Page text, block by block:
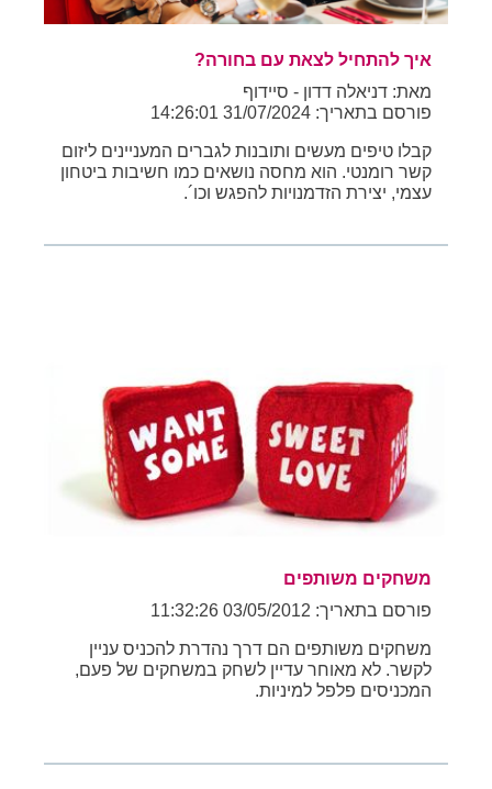
איך להתחיל לצאת עם בחורה?
מאת: דניאלה דדון - סיידוף
פורסם בתאריך: 31/07/2024 14:26:01
קבלו טיפים מעשים ותובנות לגברים המעניינים ליזום
קשר רומנטי. הוא מחסה נושאים כמו חשיבות ביטחון
עצמי, יצירת הזדמנויות להפגש וכו´.
משחקים משותפים
פורסם בתאריך: 03/05/2012 11:32:26
משחקים משותפים הם דרך נהדרת להכניס עניין
לקשר. לא מאוחר עדיין לשחק במשחקים של פעם,
המכניסים פלפל למיניות.